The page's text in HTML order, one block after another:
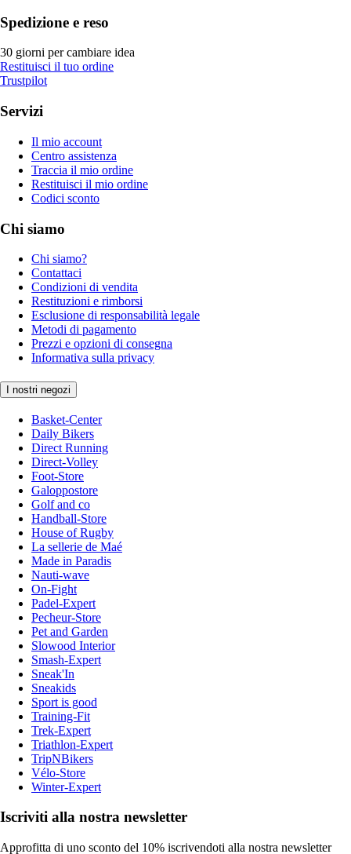
Spedizione e reso
30 giorni per cambiare idea
Restituisci il tuo ordine
Trustpilot
Servizi
Il mio account
Centro assistenza
Traccia il mio ordine
Restituisci il mio ordine
Codici sconto
Chi siamo
Chi siamo?
Contattaci
Condizioni di vendita
Restituzioni e rimborsi
Esclusione di responsabilità legale
Metodi di pagamento
Prezzi e opzioni di consegna
Informativa sulla privacy
I nostri negozi
Basket-Center
Daily Bikers
Direct Running
Direct-Volley
Foot-Store
Galoppostore
Golf and co
Handball-Store
House of Rugby
La sellerie de Maé
Made in Paradis
Nauti-wave
On-Fight
Padel-Expert
Pecheur-Store
Pet and Garden
Slowood Interior
Smash-Expert
Sneak'In
Sneakids
Sport is good
Training-Fit
Trek-Expert
Triathlon-Expert
TripNBikers
Vélo-Store
Winter-Expert
Iscriviti alla nostra newsletter
Approfitta di uno sconto del 10% iscrivendoti alla nostra newsletter